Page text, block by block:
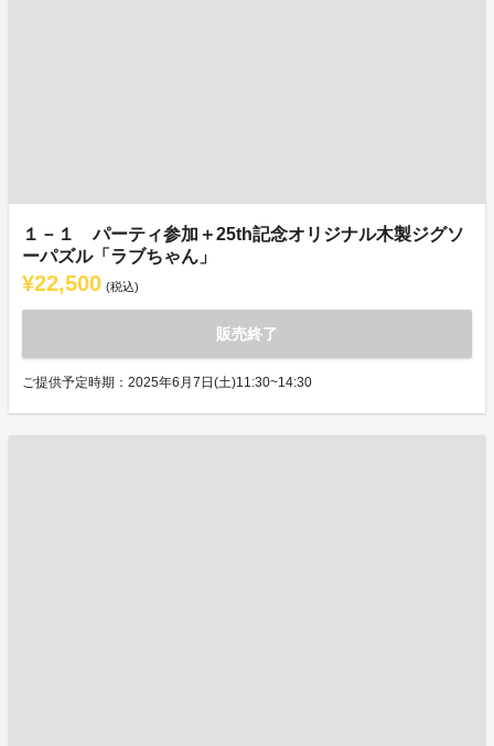
１－１ パーティ参加＋25th記念オリジナル木製ジグソ
ーパズル「ラブちゃん」
¥22,500 (税込)
販売終了
ご提供予定時期：2025年6月7日(土)11:30~14:30